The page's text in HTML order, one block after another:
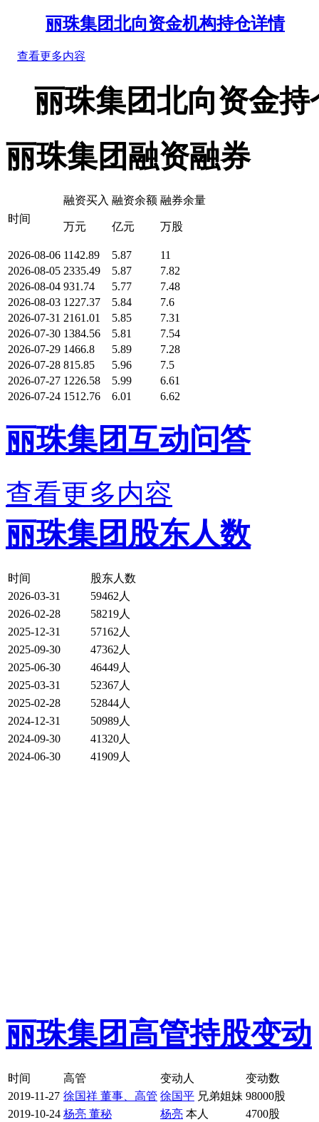
丽珠集团北向资金机构持仓详情
查看更多内容
丽珠集团北向资金持
丽珠集团融资融券
时间
融资买入
万元
融资余额
亿元
融券余量
万股
2026-08-06 1142.89 5.87
11
2026-08-05 2335.49 5.87
7.82
2026-08-04 931.74 5.77
7.48
2026-08-03 1227.37 5.84
7.6
2026-07-31 2161.01 5.85
7.31
2026-07-30 1384.56 5.81
7.54
2026-07-29 1466.8 5.89
7.28
2026-07-28 815.85 5.96
7.5
2026-07-27 1226.58 5.99
6.61
2026-07-24 1512.76 6.01 6.62
丽珠集团互动问答
查看更多内容
丽珠集团股东人数
时间
股东人数
2026-03-31
59462人
2026-02-28
58219人
2025-12-31
57162人
2025-09-30
47362人
2025-06-30
46449人
2025-03-31
52367人
2025-02-28
52844人
2024-12-31
50989人
2024-09-30
41320人
2024-06-30
41909人
丽珠集团高管持股变动
时间 高管 变动人
变动数
2019-11-27 徐国祥 董事、高管 徐国平 兄弟姐妹 98000股
2019-10-24 杨亮 董秘 杨亮 本人
4700股